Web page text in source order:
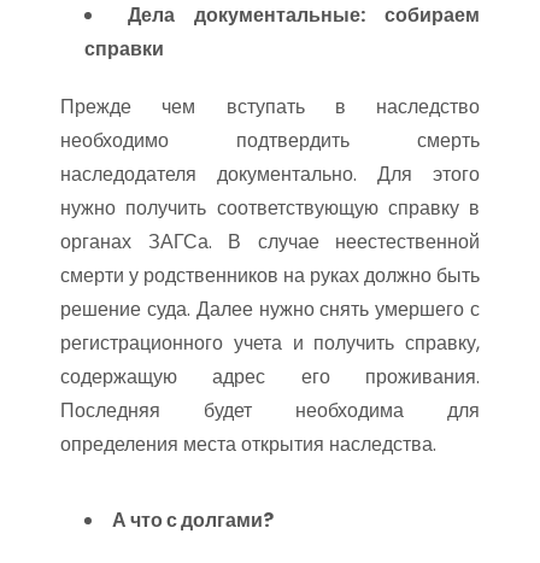
Дела документальные: собираем
справки
Прежде чем вступать в наследство
необходимо подтвердить смерть
наследодателя документально. Для этого
нужно получить соответствующую справку в
органах ЗАГСа. В случае неестественной
смерти у родственников на руках должно быть
решение суда. Далее нужно снять умершего с
регистрационного учета и получить справку,
содержащую адрес его проживания.
Последняя будет необходима для
определения места открытия наследства.
А что с долгами?